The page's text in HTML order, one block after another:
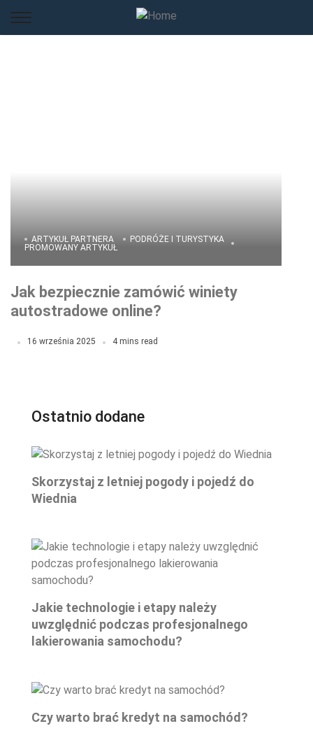
ARTYKUŁ PARTNERA
PODRÓŻE I TURYSTYKA
PROMOWANY ARTYKUŁ
Jak bezpiecznie zamówić winiety
autostradowe online?
16 września 2025 4 mins read
Ostatnio dodane
Skorzystaj z letniej pogody i pojedź do
Wiednia
Jakie technologie i etapy należy
uwzględnić podczas profesjonalnego
lakierowania samochodu?
Czy warto brać kredyt na samochód?